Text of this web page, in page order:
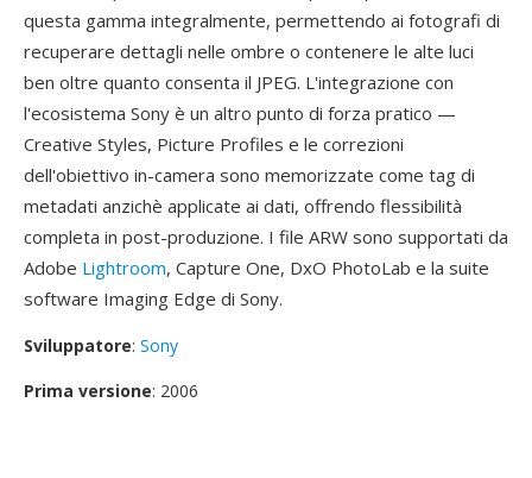
questa gamma integralmente, permettendo ai fotografi di
recuperare dettagli nelle ombre o contenere le alte luci
ben oltre quanto consenta il JPEG. L'integrazione con
l'ecosistema Sony è un altro punto di forza pratico —
Creative Styles, Picture Profiles e le correzioni
dell'obiettivo in-camera sono memorizzate come tag di
metadati anzichè applicate ai dati, offrendo flessibilità
completa in post-produzione. I file ARW sono supportati da
Adobe Lightroom, Capture One, DxO PhotoLab e la suite
software Imaging Edge di Sony.
Sviluppatore: Sony
Prima versione: 2006